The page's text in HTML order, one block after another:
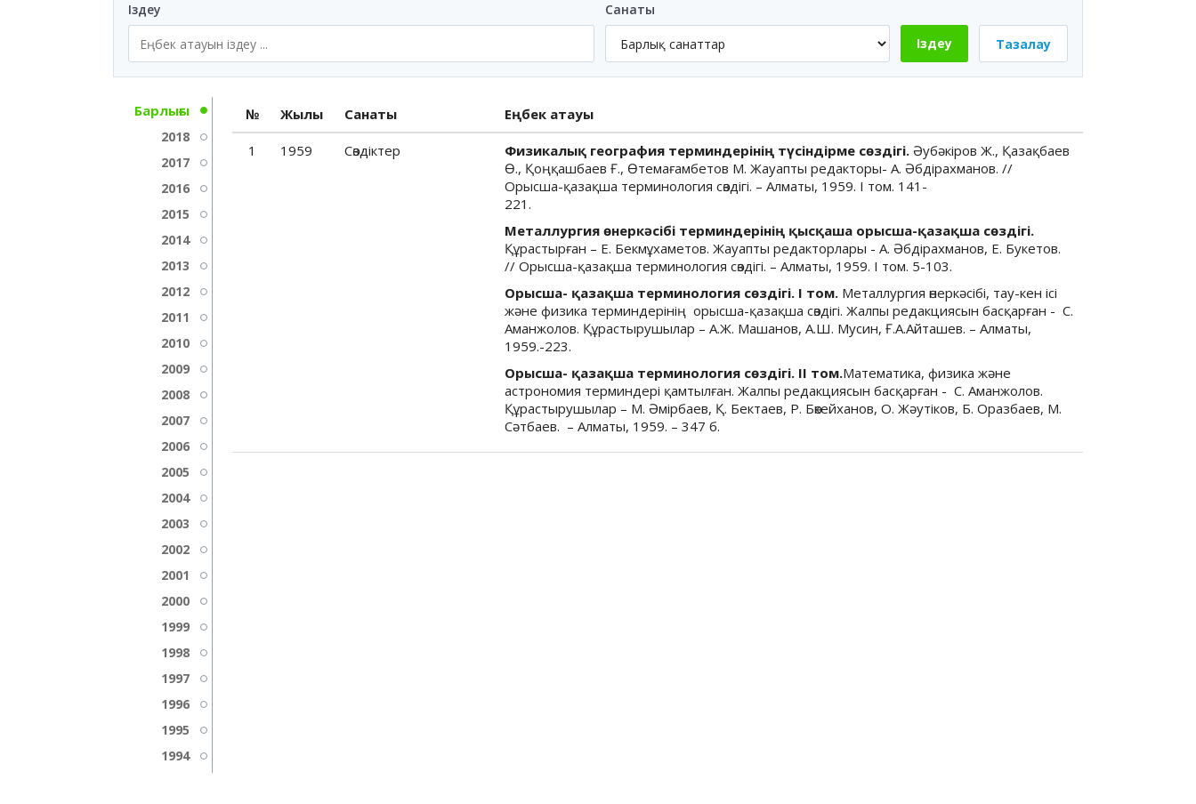
Іздеу
Санаты
Іздеу
Тазалау
Барлығы
2018
2017
2016
2015
2014
2013
2012
2011
2010
2009
2008
2007
2006
2005
2004
2003
2002
2001
2000
1999
1998
1997
1996
1995
1994
№ Жылы Санаты Еңбек атауы
1 1959 Cөздіктер Физикалық география терминдерінің түсіндірме сөздігі. Әубәкіров Ж., Қазақбаев
Ө., Қоңқашбаев Ғ., Өтемағамбетов М. Жауапты редакторы- А. Әбдірахманов. //
Орысша-қазақша терминология сөздігі. – Алматы, 1959. І том. 141-
221.
Металлургия өнеркәсібі терминдерінің қысқаша орысша-қазақша сөздігі.
Құрастырған – Е. Бекмұхаметов. Жауапты редакторлары - А. Әбдірахманов, Е. Букетов.
// Орысша-қазақша терминология сөздігі. – Алматы, 1959. І том. 5-103.
Орысша- қазақша терминология сөздігі. І том. Металлургия өнеркәсібі, тау-кен ісі
және физика терминдерінің орысша-қазақша сөздігі. Жалпы редакциясын басқарған - С.
Аманжолов. Құрастырушылар – А.Ж. Машанов, А.Ш. Мусин, Ғ.А.Айташев. – Алматы,
1959.-223.
Орысша- қазақша терминология сөздігі. ІІ том.Математика, физика және
астрономия терминдері қамтылған. Жалпы редакциясын басқарған - С. Аманжолов.
Құрастырушылар – М. Әмірбаев, Қ. Бектаев, Р. Бөкейханов, О. Жәутіков, Б. Оразбаев, М.
Сәтбаев. – Алматы, 1959. – 347 б.